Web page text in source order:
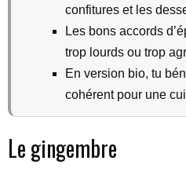
confitures et les
Les bons accords
trop lourds ou trop
En version bio, tu
cohérent pour une
Le gingembre